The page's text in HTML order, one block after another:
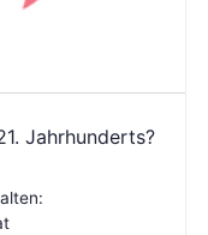
Jahrhunderts?